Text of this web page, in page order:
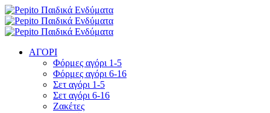
ΑΓΟΡΙ
Φόρμες αγόρι 1-5
Φόρμες αγόρι 6-16
Σετ αγόρι 1-5
Σετ αγόρι 6-16
Ζακέτες